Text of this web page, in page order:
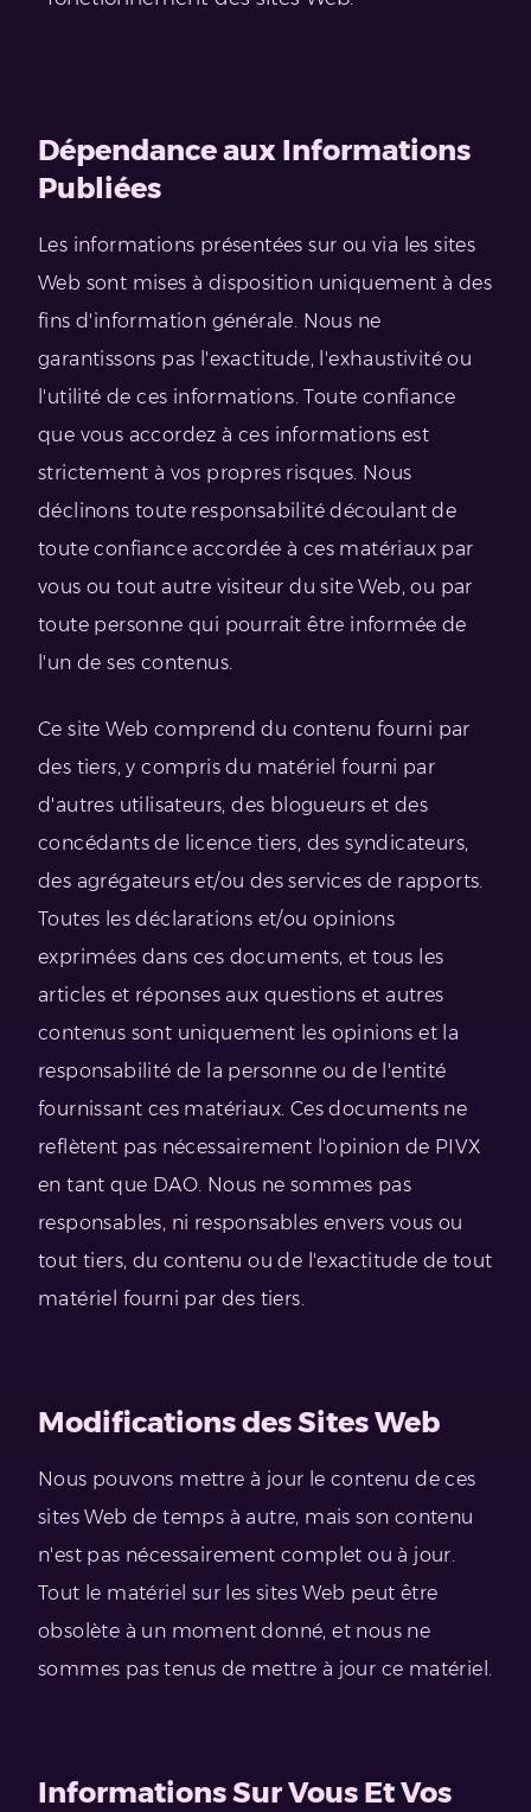
Dépendance aux Informations
Publiées
Les informations présentées sur ou via les sites
Web sont mises à disposition uniquement à des
fins d'information générale. Nous ne
garantissons pas l'exactitude, l'exhaustivité ou
l'utilité de ces informations. Toute confiance
que vous accordez à ces informations est
strictement à vos propres risques. Nous
déclinons toute responsabilité découlant de
toute confiance accordée à ces matériaux par
vous ou tout autre visiteur du site Web, ou par
toute personne qui pourrait être informée de
l'un de ses contenus.
Ce site Web comprend du contenu fourni par
des tiers, y compris du matériel fourni par
d'autres utilisateurs, des blogueurs et des
concédants de licence tiers, des syndicateurs,
des agrégateurs et/ou des services de rapports.
Toutes les déclarations et/ou opinions
exprimées dans ces documents, et tous les
articles et réponses aux questions et autres
contenus sont uniquement les opinions et la
responsabilité de la personne ou de l'entité
fournissant ces matériaux. Ces documents ne
reflètent pas nécessairement l'opinion de PIVX
en tant que DAO. Nous ne sommes pas
responsables, ni responsables envers vous ou
tout tiers, du contenu ou de l'exactitude de tout
matériel fourni par des tiers.
Modifications des Sites Web
Nous pouvons mettre à jour le contenu de ces
sites Web de temps à autre, mais son contenu
n'est pas nécessairement complet ou à jour.
Tout le matériel sur les sites Web peut être
obsolète à un moment donné, et nous ne
sommes pas tenus de mettre à jour ce matériel.
Informations Sur Vous Et Vos